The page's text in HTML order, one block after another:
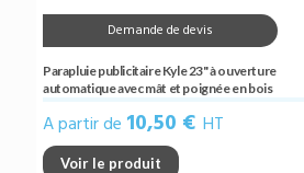
Demande de devis
Parapluie publicitaire Kyle 23" à ouverture
automatique avec mât et poignée en bois
A partir de 10,50 € HT
Voir le produit